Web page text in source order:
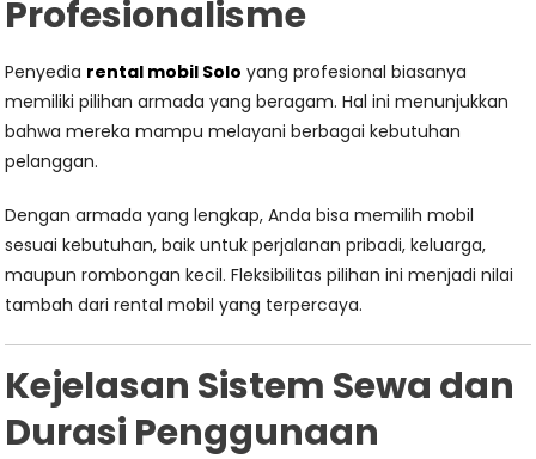
Profesionalisme
Penyedia rental mobil Solo yang profesional biasanya
memiliki pilihan armada yang beragam. Hal ini menunjukkan
bahwa mereka mampu melayani berbagai kebutuhan
pelanggan.
Dengan armada yang lengkap, Anda bisa memilih mobil
sesuai kebutuhan, baik untuk perjalanan pribadi, keluarga,
maupun rombongan kecil. Fleksibilitas pilihan ini menjadi nilai
tambah dari rental mobil yang terpercaya.
Kejelasan Sistem Sewa dan
Durasi Penggunaan